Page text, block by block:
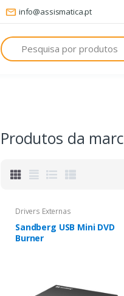
info@assismatica.pt
Pesquisa
Produtos da
Drivers Externas
Sandberg USB Mini DVD
Burner